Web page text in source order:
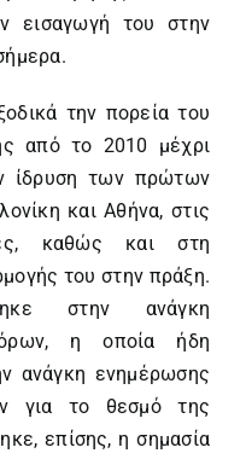
εισαγωγή του στην
την πορεία του
από το 2010 μέχρι
ίδρυση των πρώτων
και Αθήνα, στις
καθώς και στη
του στην πράξη.
στην ανάγκη
η οποία ήδη
ανάγκη ενημέρωσης
για το θεσμό της
επίσης, η σημασία